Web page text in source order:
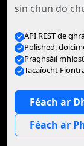
sin chun do
API REST de
Polished,
Praghsáil
Tacaíocht
Féach ar
Féach ar